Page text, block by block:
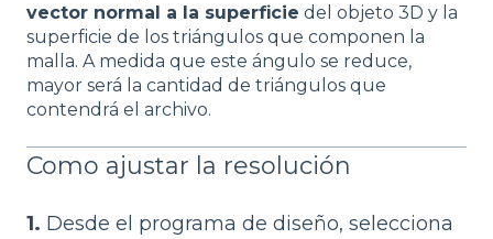
vector normal a la superficie del objeto 3D y la
superficie de los triángulos que componen la
malla. A medida que este ángulo se reduce,
mayor será la cantidad de triángulos que
contendrá el archivo.
Como ajustar la resolución
1. Desde el programa de diseño, selecciona